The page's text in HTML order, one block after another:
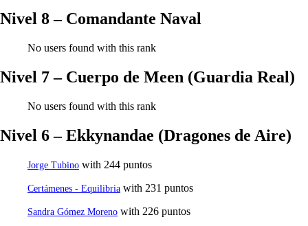
Nivel 8 – Comandante Naval
No users found with this rank
Nivel 7 – Cuerpo de Meen (Guardia Real)
No users found with this rank
Nivel 6 – Ekkynandae (Dragones de Aire)
Jorge Tubino with 244 puntos
Certámenes - Equilibria with 231 puntos
Sandra Gómez Moreno with 226 puntos